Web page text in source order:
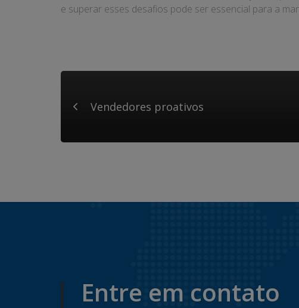
e superar esses desafios pode ser essencial para a
Vendedores proativos
Entre em contato